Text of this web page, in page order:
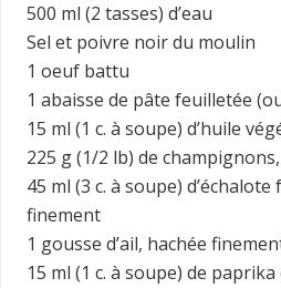
500 ml (2 tasses) d’eau
Sel et poivre noir du moulin
1 oeuf battu
1 abaisse de pâte feuilletée
15 ml (1 c. à soupe) d’huile
225 g (1/2 lb) de
45 ml (3 c. à soupe)
finement
1 gousse d’ail, hachée
15 ml (1 c. à soupe) de